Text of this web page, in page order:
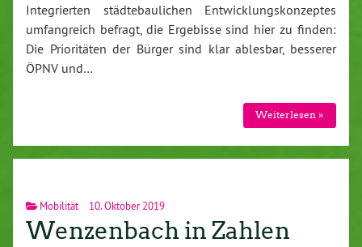
Integrierten städtebaulichen Entwicklungskonzeptes
umfangreich befragt, die Ergebisse sind hier zu finden:
Die Prioritäten der Bürger sind klar ablesbar, besserer
ÖPNV und…
Weiterlesen »
Mobilität 10. Oktober 2019
Wenzenbach in Zahlen